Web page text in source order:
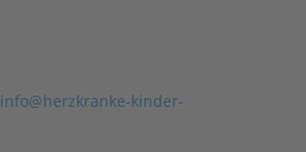
info@herzkranke-kinder-